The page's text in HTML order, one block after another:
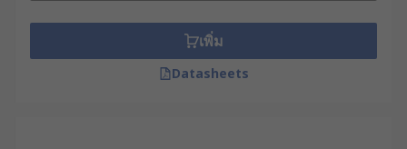
เพิ่ม
Datasheets